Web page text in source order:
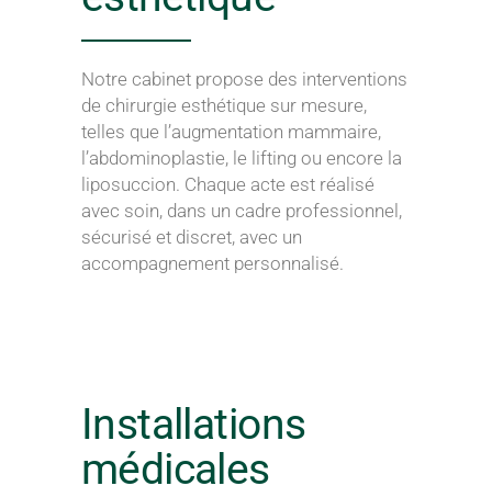
Notre cabinet propose des interventions
de chirurgie esthétique sur mesure,
telles que l’augmentation mammaire,
l’abdominoplastie, le lifting ou encore la
liposuccion. Chaque acte est réalisé
avec soin, dans un cadre professionnel,
sécurisé et discret, avec un
accompagnement personnalisé.
Installations
médicales